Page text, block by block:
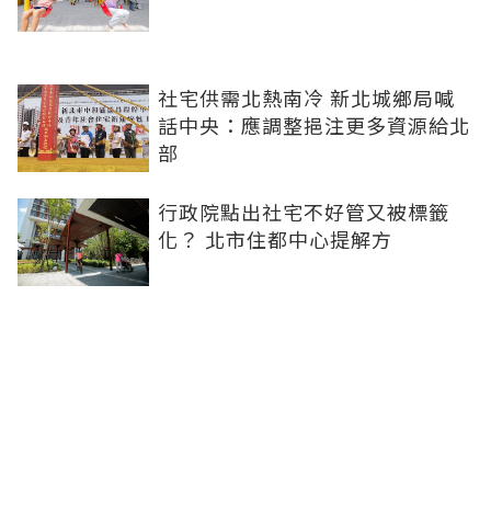
社宅供需北熱南冷 新北城鄉局喊
話中央：應調整挹注更多資源給北
部
行政院點出社宅不好管又被標籤
化？ 北市住都中心提解方